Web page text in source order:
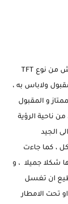
مقبول ولاباس به ،
و المقبول
الرؤية
الجيد
، كما جاءت
شكلا جميلا ، و
ان تغسل
تحت الامطار